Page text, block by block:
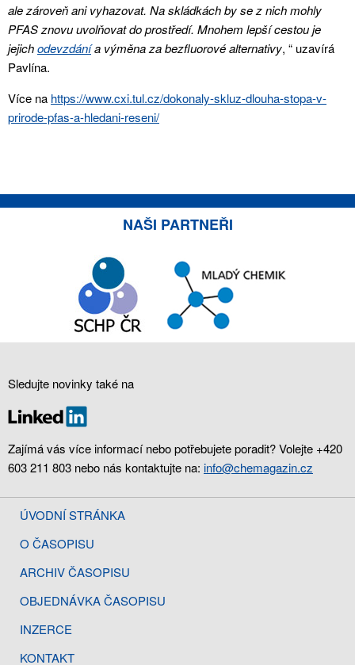
ale zároveň ani vyhazovat. Na skládkách by se z nich mohly
PFAS znovu uvolňovat do prostředí. Mnohem lepší cestou je
jejichodevzdánía výměna za bezfluorové alternativy, “ uzavírá
Pavlína.
Více na https://www.cxi.tul.cz/dokonaly-skluz-dlouha-stopa-v-
prirode-pfas-a-hledani-reseni/
NAŠI PARTNEŘI
Sledujte novinky také na
Zajímá vás více informací nebo potřebujete poradit? Volejte +420
603 211 803 nebo nás kontaktujte na: info@chemagazin.cz
ÚVODNÍ STRÁNKA
O ČASOPISU
ARCHIV ČASOPISU
OBJEDNÁVKA ČASOPISU
INZERCE
KONTAKT